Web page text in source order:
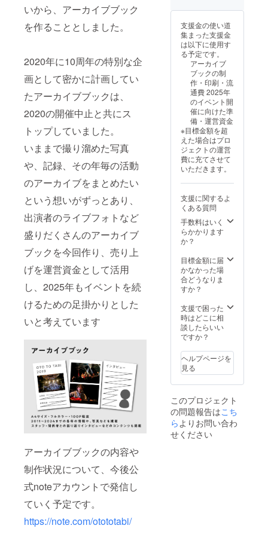
いから、アーカイブブック
を作ることとしました。
2020年に10周年の特別な企
画として密かに計画してい
たアーカイブブックは、
2020の開催中止と共にス
トップしていました。
いままで撮り溜めた写真
や、記録、その年毎の活動
のアーカイブをまとめたい
という想いがずっとあり、
出演者のライブフォトなど
盛りだくさんのアーカイブ
ブックを今回作り、売り上
げを運営資金として活用
し、2025年もイベントを続
けるための足掛かりとした
いと考えています
アーカイブブックの内容や
制作状況について、今後公
式noteアカウントで発信し
ていく予定です。
https://note.com/otototabi/
などの
ストッ
クグッ
ズ、各
種配布
物など
を数点
詰め込
んだお
楽しみ
セット
＊何が
届くか
はラン
ダムで
す ＊T
シャツ
のサイ
定いた
だきま
す
【キッ
ズ100-
S、M、
L、
XL】）
・アー
ブック
・お礼
のメッ
セージ
支援金の使い道
集まった支援金
は以下に使用す
る予定です。
アーカイブ
ブックの制
作・印刷・流
通費 2025年
のイベント開
催に向けた準
備・運営資金
※目標金額を超
えた場合はプロ
ジェクトの運営
費に充てさせて
いただきます。
支援に関するよ
くある質問
手数料はいく
らかかります
か？
目標金額に届
かなかった場
合どうなりま
すか？
支援で困った
時はどこに相
談したらいい
ですか？
ヘルプページを
見る
このプロジェクト
の問題報告はこち
ら よりお問い合わ
せください